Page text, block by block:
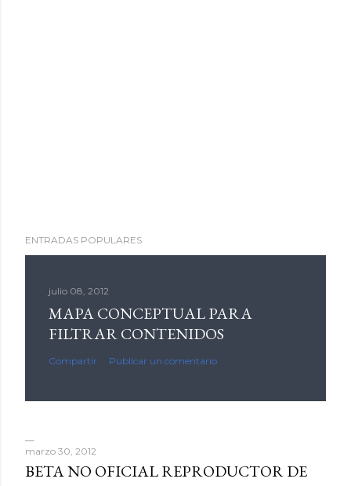
ENTRADAS POPULARES
julio 08, 2012
MAPA CONCEPTUAL PARA
FILTRAR CONTENIDOS
Compartir Publicar un comentario
marzo 30, 2012
BETA NO OFICIAL REPRODUCTOR DE